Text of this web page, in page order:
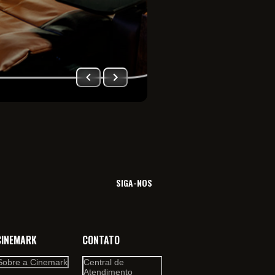
SIGA-NOS
a Cinemark
CONTATO
Central de
Atendimento